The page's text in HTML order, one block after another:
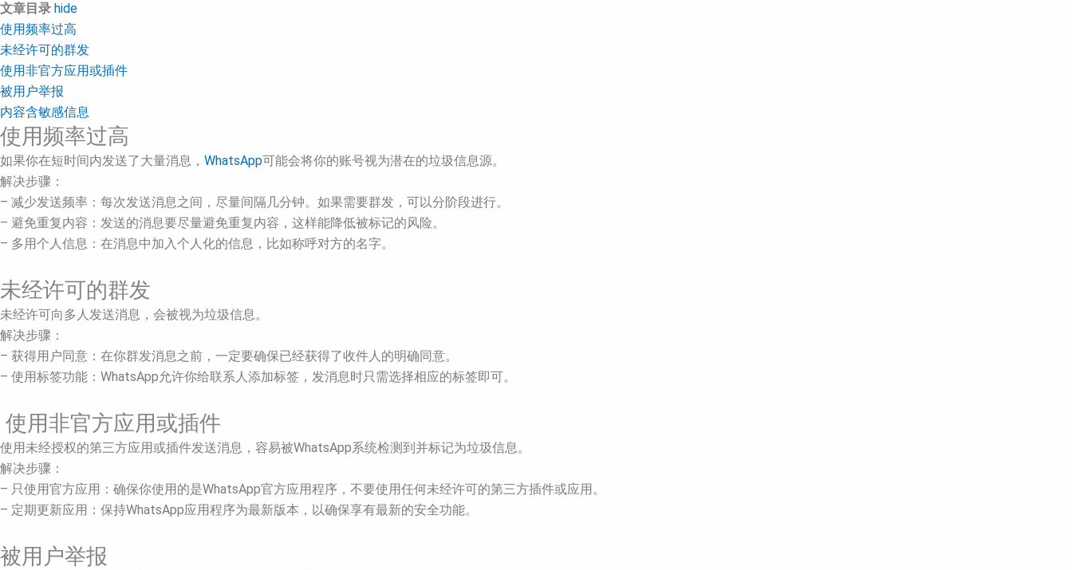
文章目录 hide
使用频率过高
未经许可的群发
使用非官方应用或插件
被用户举报
内容含敏感信息
使用频率过高
如果你在短时间内发送了大量消息， WhatsApp可能会将你的账号视为潜在的垃圾信息源。
解决步骤：
– 减少发送频率：每次发送消息之间，尽量间隔几分钟。如果需要群发，可以分阶段进行。
– 避免重复内容：发送的消息要尽量避免重复内容，这样能降低被标记的风险。
– 多用个人信息：在消息中加入个人化的信息，比如称呼对方的名字。
未经许可的群发
未经许可向多人发送消息，会被视为垃圾信息。
解决步骤：
– 获得用户同意：在你群发消息之前，一定要确保已经获得了收件人的明确同意。
– 使用标签功能：WhatsApp允许你给联系人添加标签，发消息时只需选择相应的标签即可。
使用非官方应用或插件
使用未经授权的第三方应用或插件发送消息，容易被WhatsApp系统检测到并标记为垃圾信息。
解决步骤：
– 只使用官方应用：确保你使用的是WhatsApp官方应用程序，不要使用任何未经许可的第三方插件或应用。
– 定期更新应用：保持WhatsApp应用程序为最新版本，以确保享有最新的安全功能。
被用户举报